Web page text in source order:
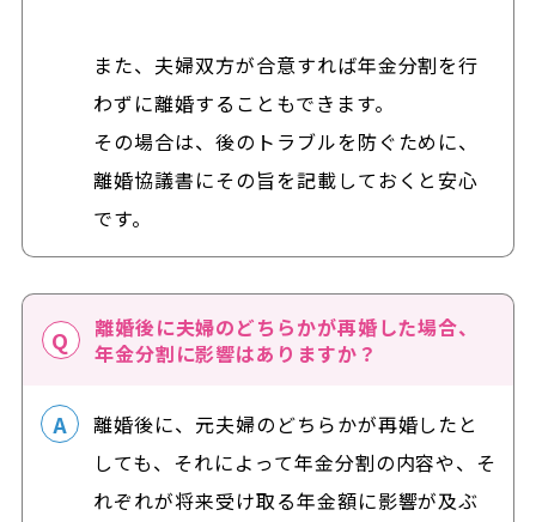
また、夫婦双方が合意すれば年金分割を行
わずに離婚することもできます。
その場合は、後のトラブルを防ぐために、
離婚協議書にその旨を記載しておくと安心
です。
離婚後に夫婦のどちらかが再婚した場合、
年金分割に影響はありますか？
離婚後に、元夫婦のどちらかが再婚したと
しても、それによって年金分割の内容や、そ
れぞれが将来受け取る年金額に影響が及ぶ